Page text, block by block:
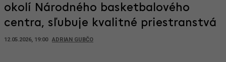
okolí Národného basketbalového
centra, sľubuje kvalitné priestranstvá
12.05.2026, 19:00 ADRIAN GUBČO